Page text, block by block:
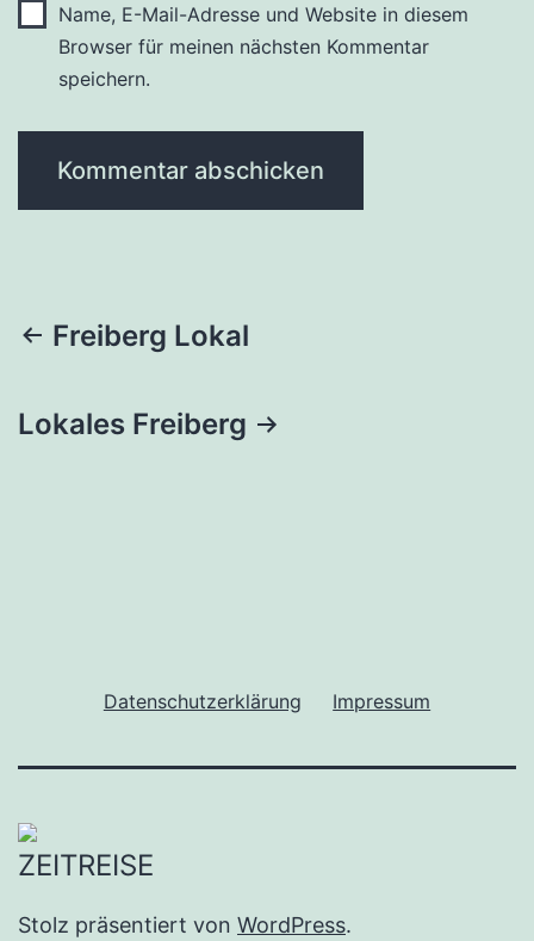
Name, E-Mail-Adresse und Website in diesem
Browser für meinen nächsten Kommentar
speichern.
Beitragsnavigation
Freiberg Lokal
Lokales Freiberg
Datenschutzerklärung Impressum
Stolz präsentiert von WordPress.